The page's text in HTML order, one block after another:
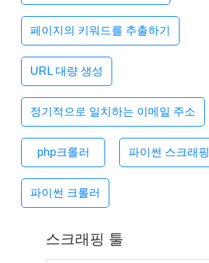
페이지의 키워드를 추출하기
URL 대량 생성
정기적으로 일치하는 이메일 주소
php크롤러 파이썬 스크래핑
파이썬 크롤러
스크래핑 툴